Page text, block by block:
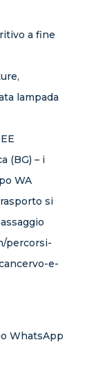
a fine
lampada
(BG) – i
WA
si
percorsi-
e-
WhatsApp